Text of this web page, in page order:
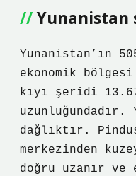
Yunanistan
Yunanistan’ın
ekonomik
kıyı şeridi
uzunluğundadır.
dağlıktır.
merkezinden
doğru uzanır ve